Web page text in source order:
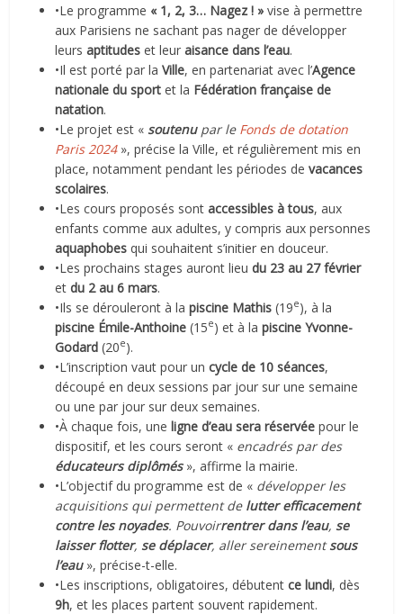
•Le programme « 1, 2, 3… Nagez ! » vise à permettre
aux Parisiens ne sachant pas nager de développer
leursaptitudes et leuraisance dans l’eau.
•Il est porté par la Ville, en partenariat avec l’Agence
nationale du sport et la Fédération française de
natation.
•Le projet est « soutenu par le Fonds de dotation
Paris 2024», précise la Ville, et régulièrement mis en
place, notamment pendant les périodes devacances
scolaires.
•Les cours proposés sontaccessibles à tous, aux
enfants comme aux adultes, y compris aux personnes
aquaphobes qui souhaitent s’initier en douceur.
•Les prochains stages auront lieudu 23 au 27 février
etdu 2 au 6 mars.
•Ils se dérouleront à lapiscine Mathis(19e), à la
piscine Émile-Anthoine (15e) et à lapiscine Yvonne-
Godard (20e).
•L’inscription vaut pour uncycle de 10 séances,
découpé en deux sessions par jour sur une semaine
ou une par jour sur deux semaines.
•À chaque fois, une ligne d’eau sera réservéepour le
dispositif, et les cours seront « encadrés par des
éducateurs diplômés», affirme la mairie.
•L’objectif du programme est de « développer les
acquisitions qui permettent de lutter efficacement
contre les noyades. Pouvoirrentrer dans l’eau, se
laisser flotter, se déplacer, aller sereinementsous
l’eau», précise-t-elle.
•Les inscriptions, obligatoires, débutentce lundi, dès
9h, et les places partent souvent rapidement.